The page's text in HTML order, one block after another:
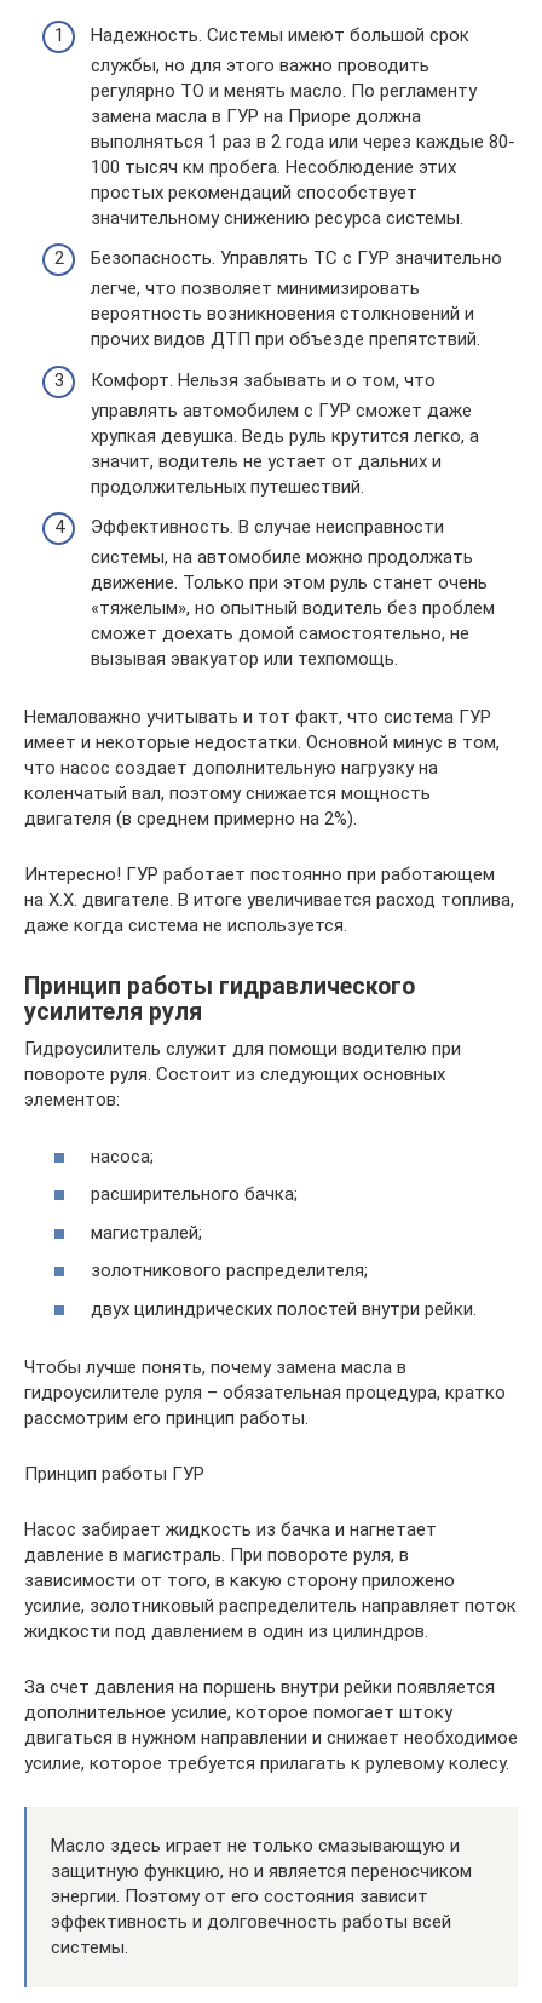
Надежность. Системы имеют большой срок
службы, но для этого важно проводить
регулярно ТО и менять масло. По регламенту
замена масла в ГУР на Приоре должна
выполняться 1 раз в 2 года или через каждые 80-
100 тысяч км пробега. Несоблюдение этих
простых рекомендаций способствует
значительному снижению ресурса системы.
Безопасность. Управлять ТС с ГУР значительно
легче, что позволяет минимизировать
вероятность возникновения столкновений и
прочих видов ДТП при объезде препятствий.
Комфорт. Нельзя забывать и о том, что
управлять автомобилем с ГУР сможет даже
хрупкая девушка. Ведь руль крутится легко, а
значит, водитель не устает от дальних и
продолжительных путешествий.
Эффективность. В случае неисправности
системы, на автомобиле можно продолжать
движение. Только при этом руль станет очень
«тяжелым», но опытный водитель без проблем
сможет доехать домой самостоятельно, не
вызывая эвакуатор или техпомощь.
Немаловажно учитывать и тот факт, что система ГУР
имеет и некоторые недостатки. Основной минус в том,
что насос создает дополнительную нагрузку на
коленчатый вал, поэтому снижается мощность
двигателя (в среднем примерно на 2%).
Интересно! ГУР работает постоянно при работающем
на Х.Х. двигателе. В итоге увеличивается расход топлива,
даже когда система не используется.
Принцип работы гидравлического
усилителя руля
Гидроусилитель служит для помощи водителю при
повороте руля. Состоит из следующих основных
элементов:
насоса;
расширительного бачка;
магистралей;
золотникового распределителя;
двух цилиндрических полостей внутри рейки.
Чтобы лучше понять, почему замена масла в
гидроусилителе руля – обязательная процедура, кратко
рассмотрим его принцип работы.
Принцип работы ГУР
Насос забирает жидкость из бачка и нагнетает
давление в магистраль. При повороте руля, в
зависимости от того, в какую сторону приложено
усилие, золотниковый распределитель направляет поток
жидкости под давлением в один из цилиндров.
За счет давления на поршень внутри рейки появляется
дополнительное усилие, которое помогает штоку
двигаться в нужном направлении и снижает необходимое
усилие, которое требуется прилагать к рулевому колесу.
Масло здесь играет не только смазывающую и
защитную функцию, но и является переносчиком
энергии. Поэтому от его состояния зависит
эффективность и долговечность работы всей
системы.